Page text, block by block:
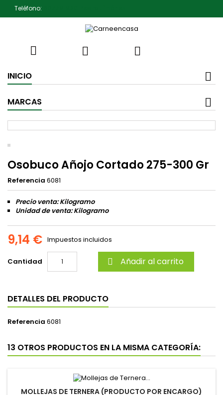
Teléfono:
  
INICIO
MARCAS
Osobuco Añojo Cortado 275-300 Gr
Referencia 6081
Precio venta: Kilogramo
Unidad de venta: Kilogramo
9,14 € Impuestos incluidos
Cantidad  Añadir al carrito
DETALLES DEL PRODUCTO
Referencia 6081
13 OTROS PRODUCTOS EN LA MISMA CATEGORÍA:
MOLLEJAS DE TERNERA (PRODUCTO POR ENCARGO)